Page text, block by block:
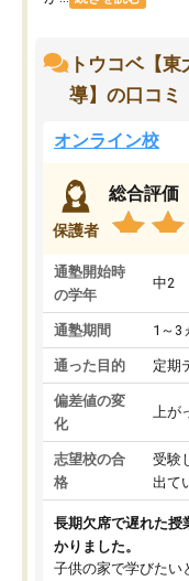
トウコベ【
導】の口コミ
オンライン校
保護者
総合評価
通塾開始時
の学年
中2
通塾期間 1～3
通った目的 定期
偏差値の変
化
上が
志望校の合
格
受験
出て
長期欠席で遅れた授
かりました。
子供の家で学びたい